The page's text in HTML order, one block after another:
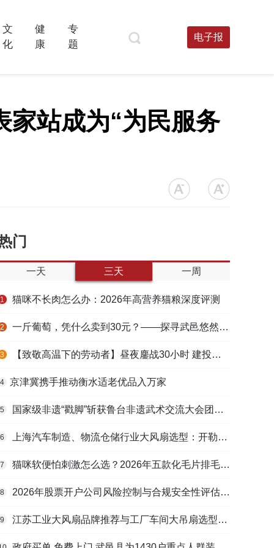
文
化
健
康
专
题
电子报
家站成为“为民服务
门
一天 三天 一周
1 猫咪不长肉怎么办：2026年高营养猫粮深度评测
2 一斤葡萄，凭什么卖到30元？——探寻武邑悠然生态农庄的“高价密码”
3 【致敬高温下的劳动者】昼夜鏖战30小时 建投衡水水务紧急抢修保民生用水
4 ​京津冀携手推动衡水适老优品入万家
5 国家级非遗“戳脚”斩获鲁台非遗武术交流大会团体一等奖
6 上海汽车制造、物流仓储行业大风扇选型：开勒环境上海总部本地化服务优势解析
7 猫咪软便怕刺激怎么选？2026年五款化毛片排毛护肠避坑指南
8 2026年股票开户公司风险控制与合规安全性评估：投资者保护机制哪家靠谱？
9 江苏工业大风扇品牌推荐与工厂车间大吊扇选型指南